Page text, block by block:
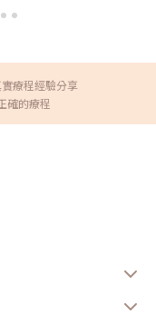
要只看網路心得，也不要
純的商業交易，所有的療
合適的醫療方案，以確保
示安排回診或追蹤如果出
是你的需求，而不是單看
膚質與輕度緊緻，無雙電
波仍有其定位。Q3：無
孔、細紋或輕微鬆弛，無
醫師評估是否真的需要施
數電波療程並非永久效
妝嗎？多數情況下恢復
若出現泛紅、敏感或熱
各有優勢，前者偏向細緻
抗老。與其問「哪一個比
、輪廓，還是整體老化
確認設備來源、探頭是否
些都是影響療程安全與效
所充分諮詢，了解自身膚
真正理想的變美，不是追
變得更自然、精緻、又有
療程經驗分享
確的療程